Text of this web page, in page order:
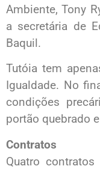
Ambiente, Tony
a secretária de
Baquil.
Tutóia tem
Igualdade. No
condições
portão quebrado
Contratos
Quatro